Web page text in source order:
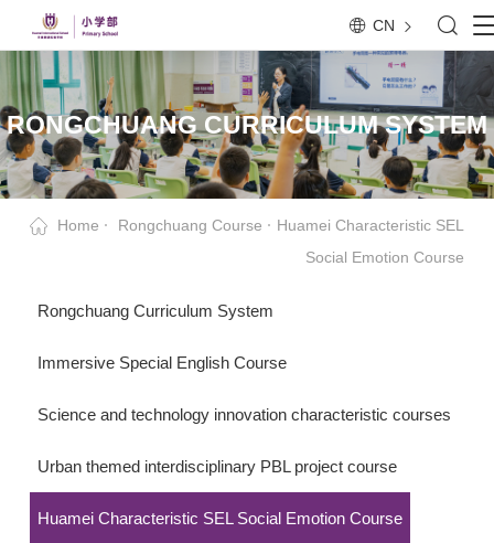
CN
RONGCHUANG CURRICULUM SYSTEM
Rongchuang Curriculum System
Immersive Special English Course
Science and technology innovation characteristic courses
Urban themed interdisciplinary PBL project course
Huamei Characteristic SEL Social Emotion Course
Home Rongchuang Course
Huamei Characteristic SEL
Social Emotion Course